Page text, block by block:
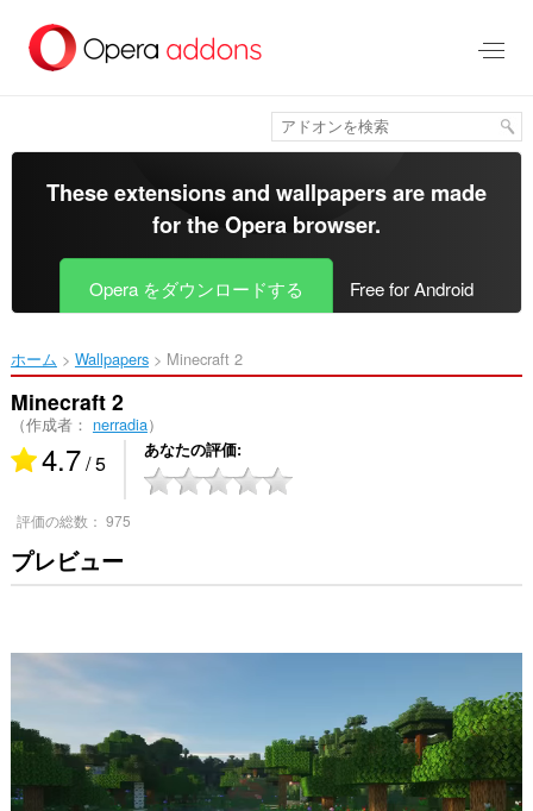
メ
ツ
移
動
These extensions and wallpapers are made
for theOpera browser.
Opera をダウンロードする Free for Android
ホーム Wallpapers Minecraft 2‎
Minecraft 2
（作成者： nerradia）
4.7/ 5 あなたの評価
評価の総数： 975
プレビュー